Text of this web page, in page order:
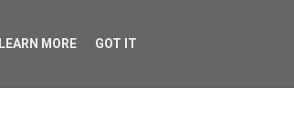
LEARN MORE GOT IT